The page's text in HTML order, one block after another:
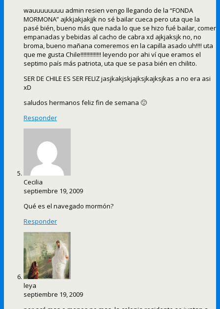
wauuuuuuuu admin resien vengo llegando de la “FONDA
MORMONA” ajkkjakjakjjk no sé bailar cueca pero uta que la
pasé bién, bueno más que nada lo que se hizo fué bailar, comer
empanadas y bebidas al cacho de cabra xd ajkjaksjk no, no
broma, bueno mañana comeremos en la capilla asado uh!!!! uta
que me gusta Chile!!!!!!!!!!!!!! leyendo por ahi ví que eramos el
septimo país más patriota, uta que se pasa bién en chilito.
SER DE CHILE ES SER FELIZ jasjkakjskjajksjkajksjkas a no era asi
xD
saludos hermanos feliz fin de semana 🙂
Responder
Cecilia
septiembre 19, 2009
Qué es el navegado mormón?
Responder
leya
septiembre 19, 2009